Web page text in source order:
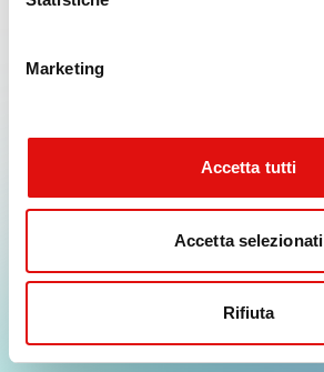
Marketing
Accetta tutti
Accetta selezionati
Rifiuta